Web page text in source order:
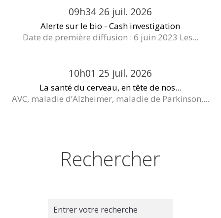
09h34 26 juil. 2026
Alerte sur le bio - Cash investigation
Date de première diffusion : 6 juin 2023 Les...
10h01 25 juil. 2026
La santé du cerveau, en tête de nos...
AVC, maladie d’Alzheimer, maladie de Parkinson,...
Rechercher